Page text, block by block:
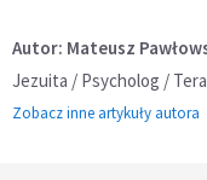
Autor: Mateusz
Jezuita / Psycholog /
Zobacz inne artykuły autora